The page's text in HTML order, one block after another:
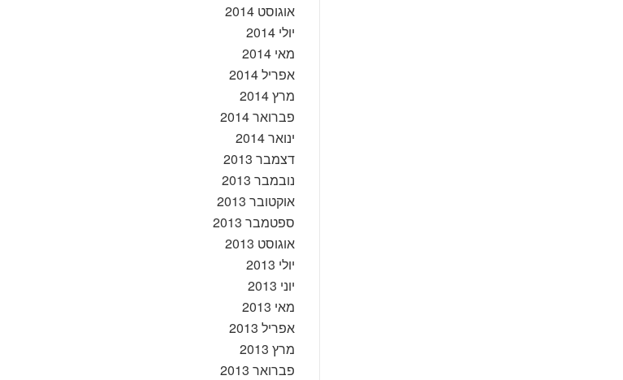
אוגוסט 2014
יולי 2014
מאי 2014
אפריל 2014
מרץ 2014
פברואר 2014
ינואר 2014
דצמבר 2013
נובמבר 2013
אוקטובר 2013
ספטמבר 2013
אוגוסט 2013
יולי 2013
יוני 2013
מאי 2013
אפריל 2013
מרץ 2013
פברואר 2013